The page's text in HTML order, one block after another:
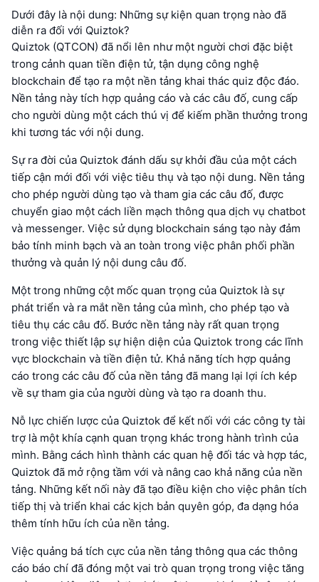
Dưới đây là nội dung: Những sự kiện quan trọng nào đã
diễn ra đối với Quiztok?
Quiztok (QTCON) đã nổi lên như một người chơi đặc biệt
trong cảnh quan tiền điện tử, tận dụng công nghệ
blockchain để tạo ra một nền tảng khai thác quiz độc đáo.
Nền tảng này tích hợp quảng cáo và các câu đố, cung cấp
cho người dùng một cách thú vị để kiếm phần thưởng trong
khi tương tác với nội dung.
Sự ra đời của Quiztok đánh dấu sự khởi đầu của một cách
tiếp cận mới đối với việc tiêu thụ và tạo nội dung. Nền tảng
cho phép người dùng tạo và tham gia các câu đố, được
chuyển giao một cách liền mạch thông qua dịch vụ chatbot
và messenger. Việc sử dụng blockchain sáng tạo này đảm
bảo tính minh bạch và an toàn trong việc phân phối phần
thưởng và quản lý nội dung câu đố.
Một trong những cột mốc quan trọng của Quiztok là sự
phát triển và ra mắt nền tảng của mình, cho phép tạo và
tiêu thụ các câu đố. Bước nền tảng này rất quan trọng
trong việc thiết lập sự hiện diện của Quiztok trong các lĩnh
vực blockchain và tiền điện tử. Khả năng tích hợp quảng
cáo trong các câu đố của nền tảng đã mang lại lợi ích kép
về sự tham gia của người dùng và tạo ra doanh thu.
Nỗ lực chiến lược của Quiztok để kết nối với các công ty tài
trợ là một khía cạnh quan trọng khác trong hành trình của
mình. Bằng cách hình thành các quan hệ đối tác và hợp tác,
Quiztok đã mở rộng tầm với và nâng cao khả năng của nền
tảng. Những kết nối này đã tạo điều kiện cho việc phân tích
tiếp thị và triển khai các kịch bản quyên góp, đa dạng hóa
thêm tính hữu ích của nền tảng.
Việc quảng bá tích cực của nền tảng thông qua các thông
cáo báo chí đã đóng một vai trò quan trọng trong việc tăng